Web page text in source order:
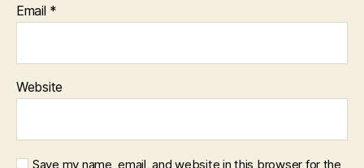
Email *
Website
Save my name, email, and website in this browser for the